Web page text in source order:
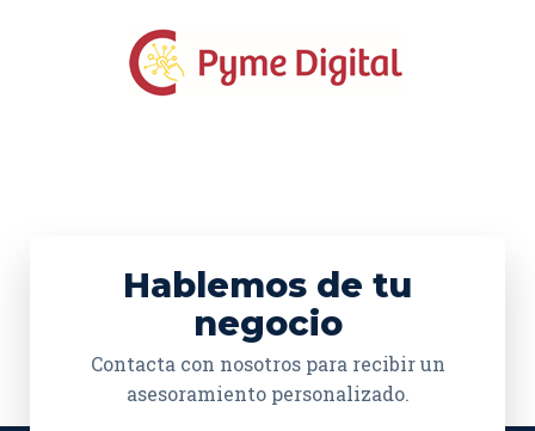
Hablemos de tu
negocio
Contacta con nosotros para recibir un
asesoramiento personalizado.